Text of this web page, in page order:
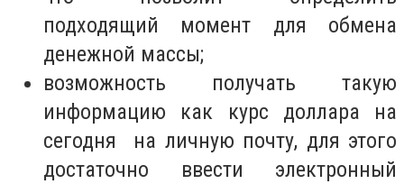
подходящий момент для обмена
денежной массы;
возможность получать такую
информацию как курс доллара на
сегодня на личную почту, для этого
достаточно ввести электронный